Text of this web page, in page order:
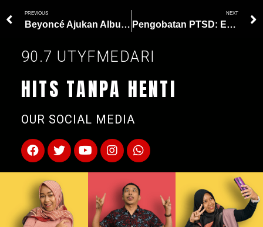
PREVIOUS
Beyoncé Ajukan Album Cowboy Carter di Kategori Country Grammy Awards 2025
NEXT
Pengobatan PTSD: Efektivitas Obat Psikedelik dan Pendekatan Terapi Modern
90.7 UTYFMEDARI
HITS TANPA HENTI
OUR SOCIAL MEDIA